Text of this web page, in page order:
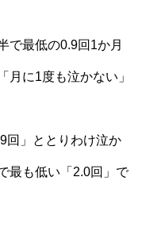
で最低の0.9回1か月
に1度も泣かない」
回」ととりわけ泣か
最も低い「2.0回」で